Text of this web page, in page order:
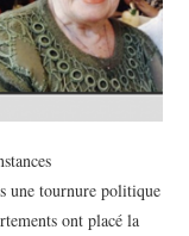
une tournure politique
ont placé la